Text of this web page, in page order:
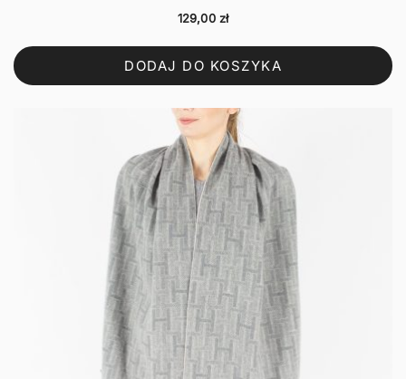
129,00 zł
DODAJ DO KOSZYKA